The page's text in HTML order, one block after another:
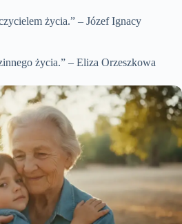
życia.” – Józef Ignacy
życia.” – Eliza Orzeszkowa